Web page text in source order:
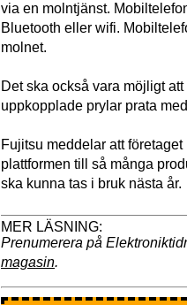
via en molntjänst.
Bluetooth eller wifi.
molnet.
Det ska också vara möjligt
uppkopplade prylar prata
Fujitsu meddelar att
plattformen till så många
ska kunna tas i bruk nästa år.
Prenumerera på
magasin.